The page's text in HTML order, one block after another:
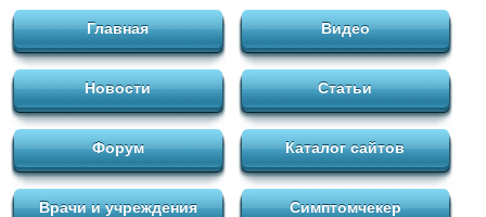
Главная Видео
Новости Статьи
Форум Каталог сайтов
Врачи и учреждения Симптомчекер